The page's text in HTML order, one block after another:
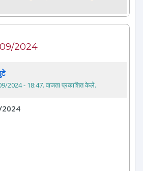
09/2024
2024 - 18:47. वाजता प्रकाशित केले.
2024